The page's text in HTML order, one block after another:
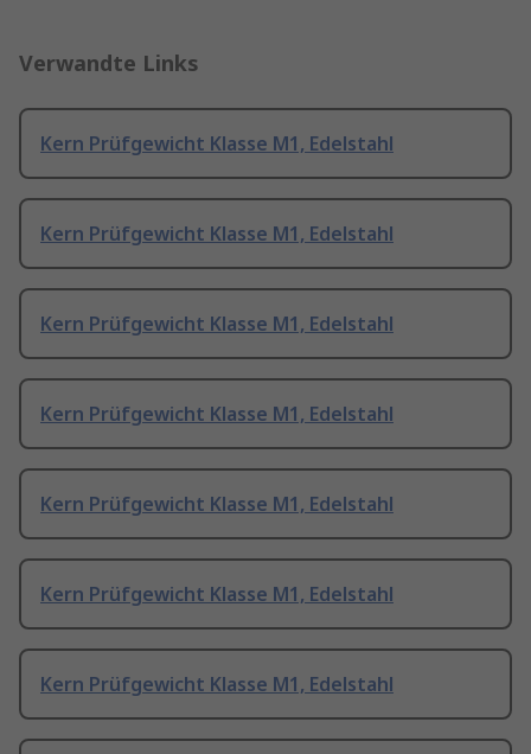
Verwandte Links
Kern Prüfgewicht Klasse M1, Edelstahl
Kern Prüfgewicht Klasse M1, Edelstahl
Kern Prüfgewicht Klasse M1, Edelstahl
Kern Prüfgewicht Klasse M1, Edelstahl
Kern Prüfgewicht Klasse M1, Edelstahl
Kern Prüfgewicht Klasse M1, Edelstahl
Kern Prüfgewicht Klasse M1, Edelstahl